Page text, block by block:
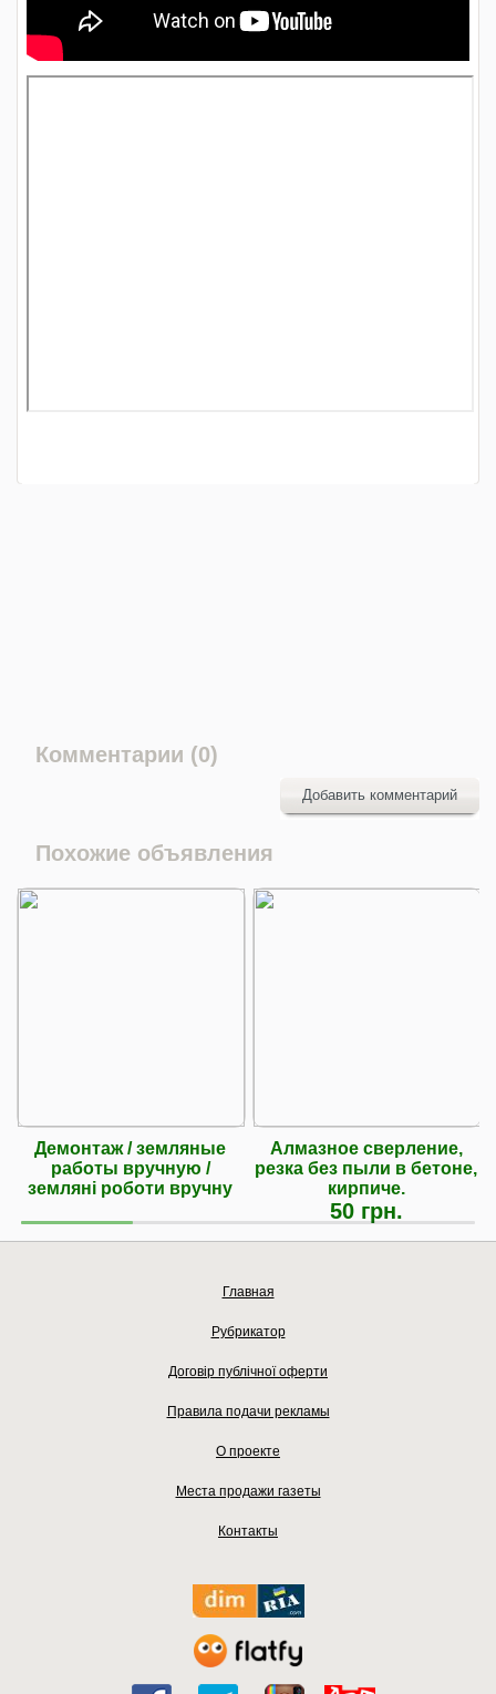
Комментарии (0)
Добавить комментарий
Похожие объявления
Демонтаж / земляные
работы вручную /
земляні роботи вручну
Алмазное сверление,
резка без пыли в бетоне,
кирпиче.
50 грн.
Главная
Рубрикатор
Договір публічної оферти
Правила подачи рекламы
О проекте
Места продажи газеты
Контакты